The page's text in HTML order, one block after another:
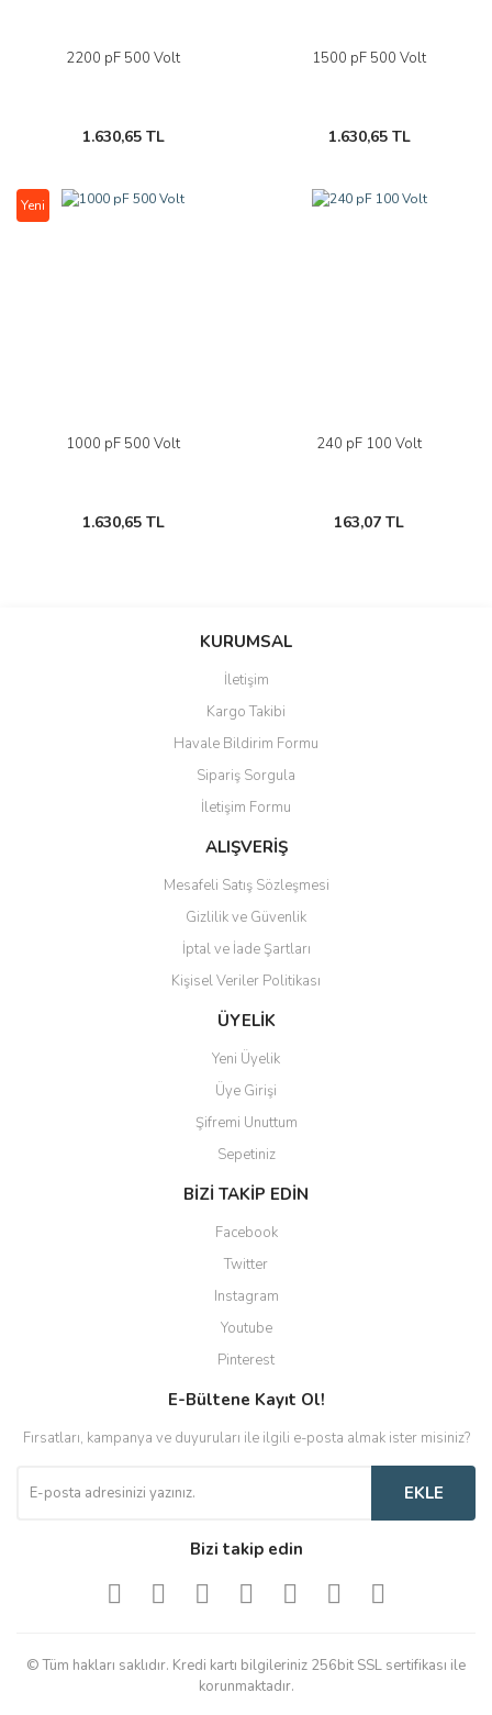
2200 pF 500 Volt
1.630,65 TL
1500 pF 500 Volt
1.630,65 TL
Yeni
1000 pF 500 Volt
1.630,65 TL
240 pF 100 Volt
163,07 TL
KURUMSAL
İletişim
Kargo Takibi
Havale Bildirim Formu
Sipariş Sorgula
İletişim Formu
ALIŞVERİŞ
Mesafeli Satış Sözleşmesi
Gizlilik ve Güvenlik
İptal ve İade Şartları
Kişisel Veriler Politikası
ÜYELİK
Yeni Üyelik
Üye Girişi
Şifremi Unuttum
Sepetiniz
BİZİ TAKİP EDİN
Facebook
Twitter
Instagram
Youtube
Pinterest
E-Bültene Kayıt Ol!
Fırsatları, kampanya ve duyuruları ile ilgili e-posta almak ister misiniz?
EKLE
Bizi takip edin
© Tüm hakları saklıdır. Kredi kartı bilgileriniz 256bit SSL sertifikası ile
korunmaktadır.